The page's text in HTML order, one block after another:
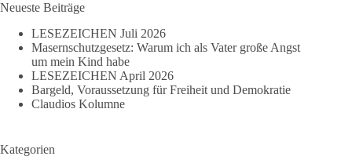
Neueste Beiträge
LESEZEICHEN Juli 2026
Masernschutzgesetz: Warum ich als Vater große Angst
um mein Kind habe
LESEZEICHEN April 2026
Bargeld, Voraussetzung für Freiheit und Demokratie
Claudios Kolumne
Kategorien